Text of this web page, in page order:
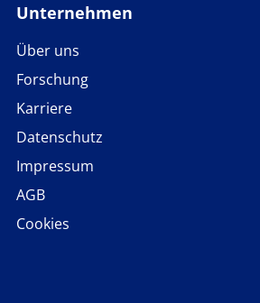
Unternehmen
Über uns
Forschung
Karriere
Datenschutz
Impressum
AGB
Cookies